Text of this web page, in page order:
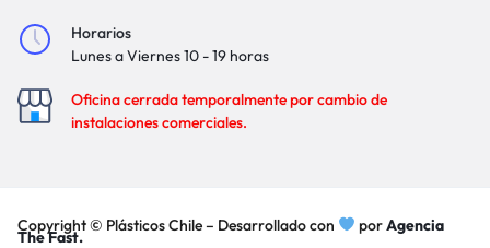
Horarios
Lunes a Viernes 10 - 19 horas
Oficina cerrada temporalmente por cambio de
instalaciones comerciales.
Copyright © Plásticos Chile – Desarrollado con porAgencia
The Fast.